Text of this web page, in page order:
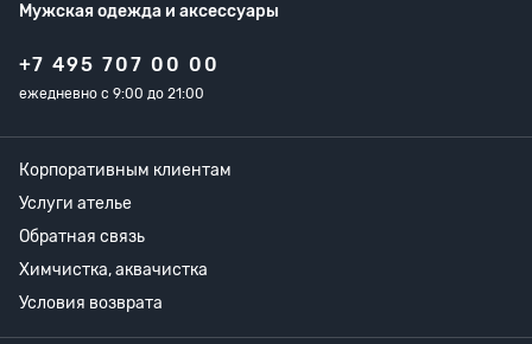
Мужская одежда и аксессуары
+7 495 707 00 00
ежедневно с 9:00 до 21:00
Корпоративным клиентам
Услуги ателье
Обратная связь
Химчистка, аквачистка
Условия возврата